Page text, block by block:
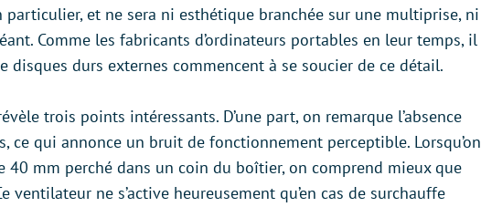
particulier, et ne sera ni esthétique branchée sur une multiprise, ni
Comme les fabricants d’ordinateurs portables en leur temps, il
disques durs externes commencent à se soucier de ce détail.
trois points intéressants. D’une part, on remarque l’absence
ce qui annonce un bruit de fonctionnement perceptible. Lorsqu’on
mm perché dans un coin du boîtier, on comprend mieux que
ne s’active heureusement qu’en cas de surchauffe